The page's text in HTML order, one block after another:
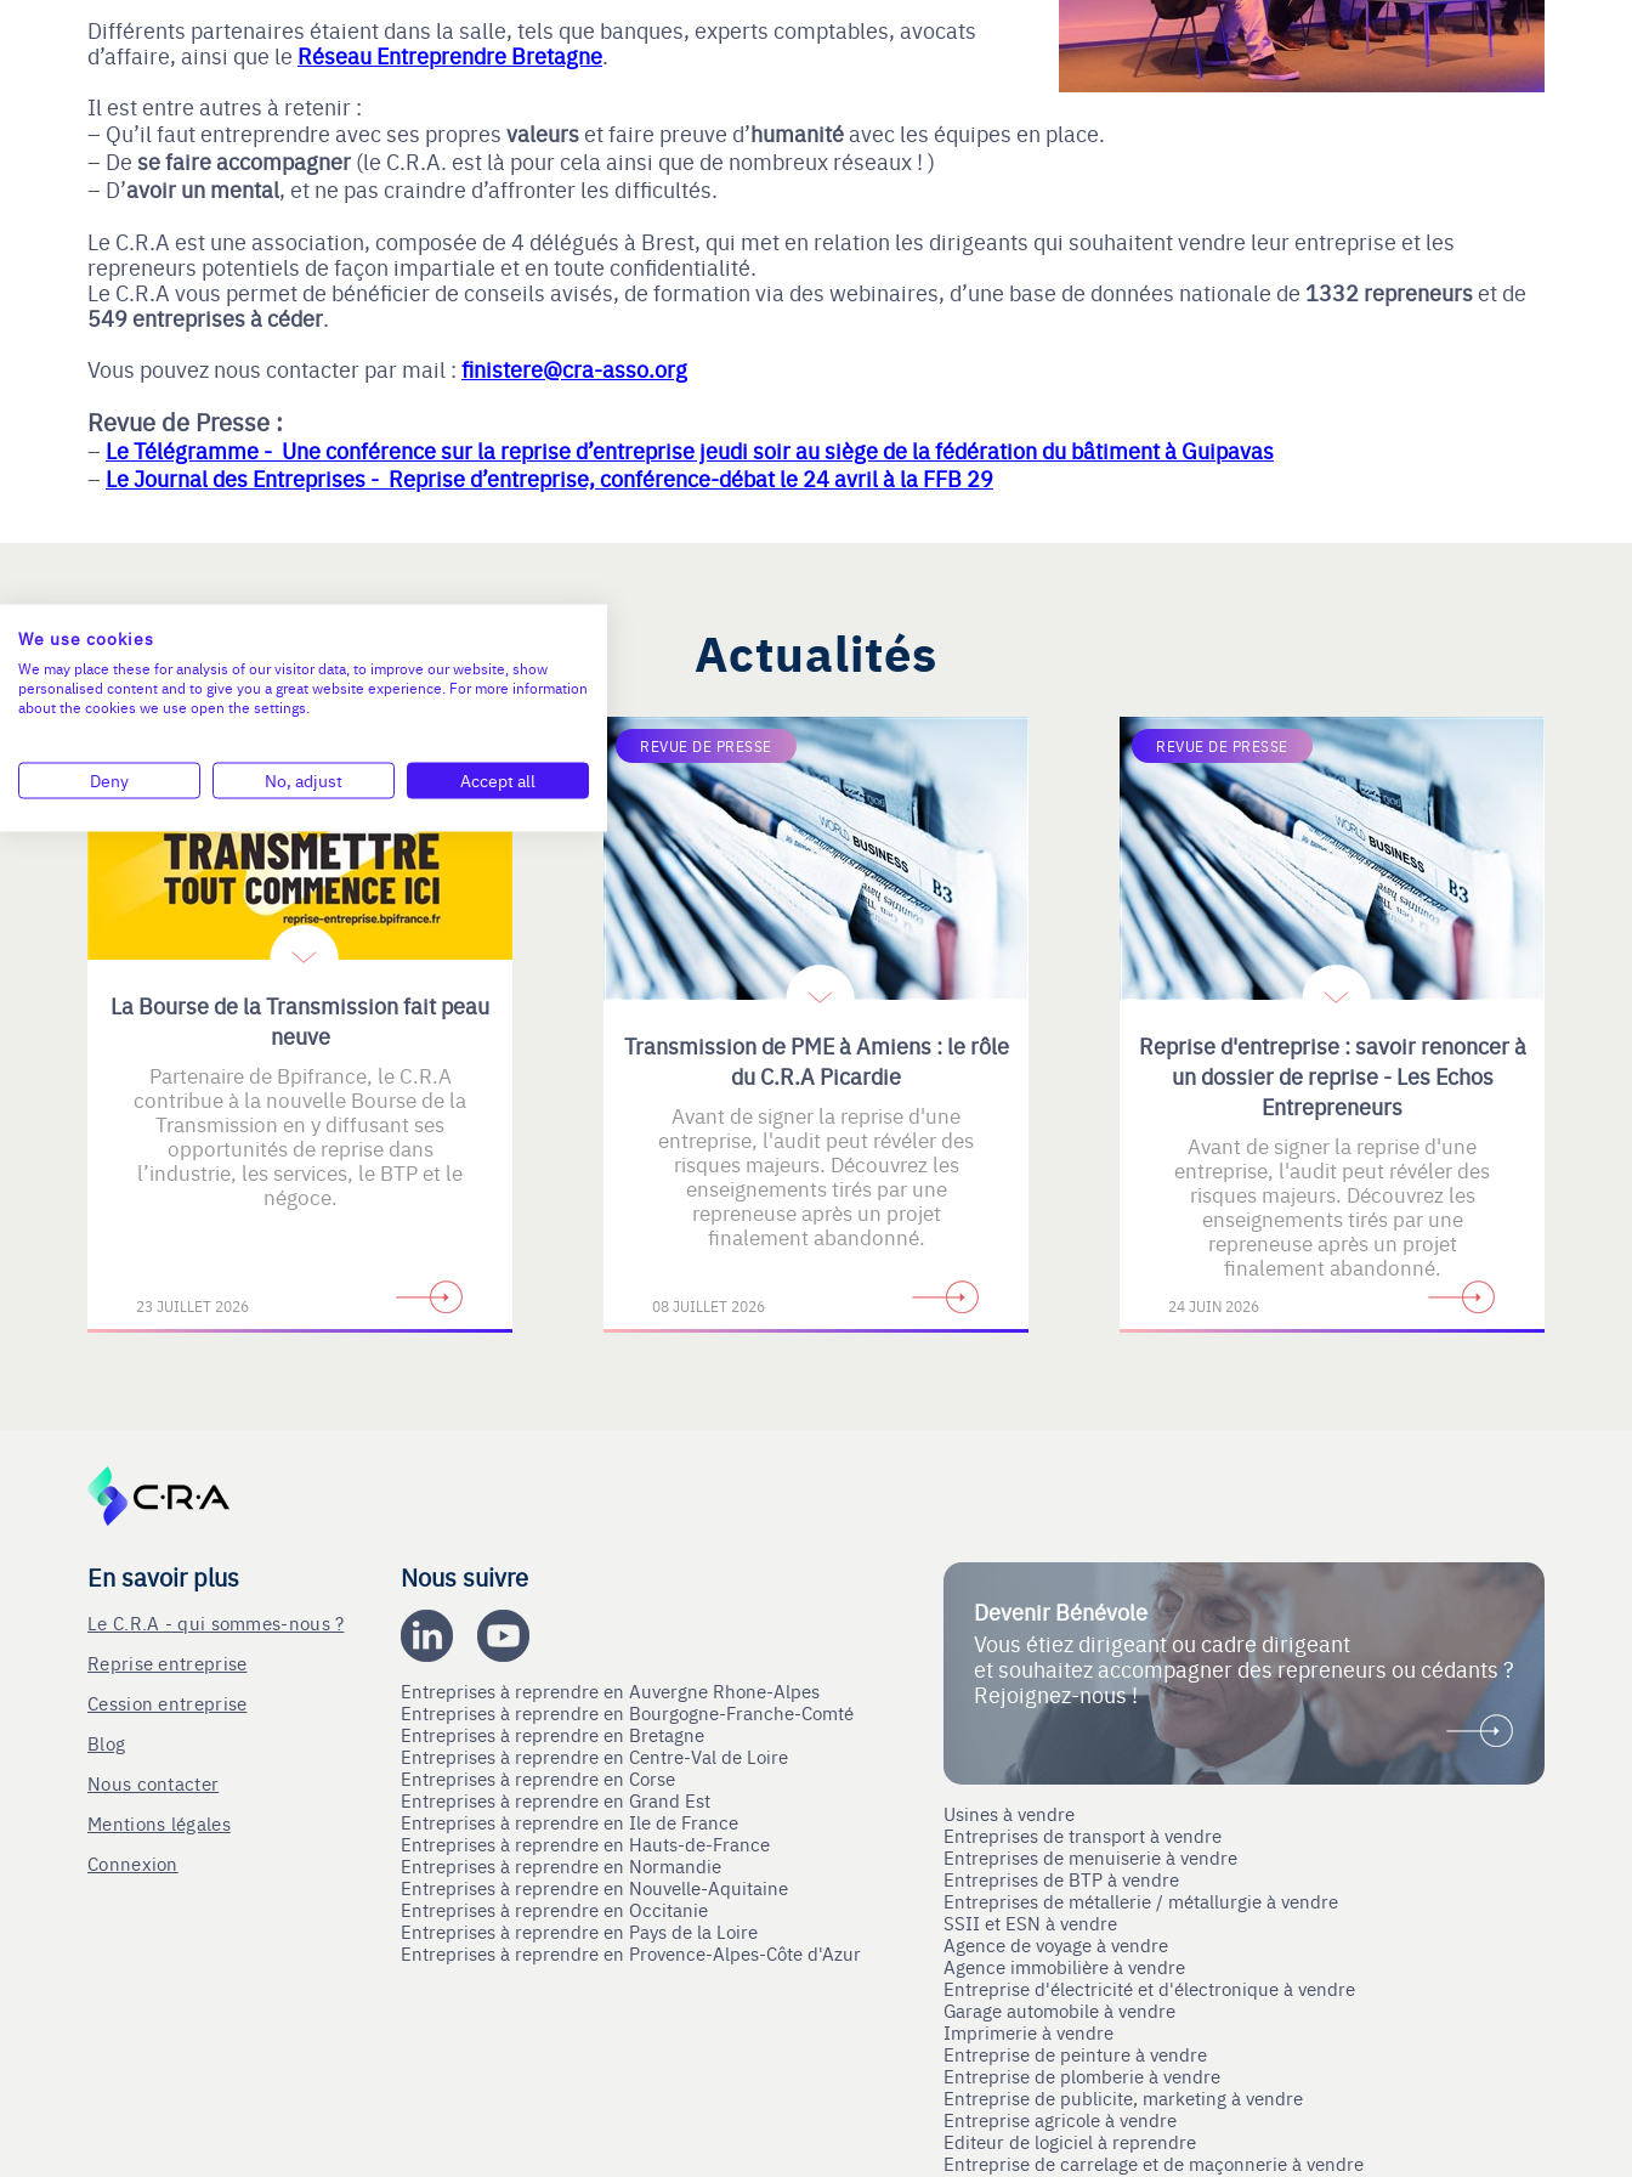
Différents partenaires étaient dans la salle, tels que banques, experts comptables, avocats
d’affaire, ainsi que le Réseau Entreprendre Bretagne.
Il est entre autres à retenir :
Qu’il faut entreprendre avec ses propres valeurset faire preuve d’humanitéavec les équipes en place.
De se faire accompagner (le C.R.A. est là pour cela ainsi que de nombreux réseaux ! )
D’avoir un mental, et ne pas craindre d’affronter les difficultés.
Le C.R.A est une association, composée de 4 délégués à Brest, qui met en relation les dirigeants qui souhaitent vendre leur entreprise et les
repreneurs potentiels de façon impartiale et en toute confidentialité.
Le C.R.A vous permet de bénéficier de conseils avisés, de formation via des webinaires, d’une base de données nationale de 1332 repreneurset de
549 entreprises à céder.
Vous pouvez nous contacter par mail : finistere@cra-asso.org
Revue de Presse :
Le Télégramme - Une conférence sur la reprise d’entreprise jeudi soir au siège de la fédération du bâtiment à Guipavas
Le Journal des Entreprises - Reprise d’entreprise, conférence-débat le 24 avril à la FFB 29
Actualités
La Bourse de la Transmission fait peau
neuve
Partenaire de Bpifrance, le C.R.A
contribue à la nouvelle Bourse de la
Transmission en y diffusant ses
opportunités de reprise dans
l’industrie, les services, le BTP et le
négoce.
23 JUILLET 2026
REVUE DE PRESSE
Transmission de PME à Amiens : le rôle
du C.R.A Picardie
Avant de signer la reprise d'une
entreprise, l'audit peut révéler des
risques majeurs. Découvrez les
enseignements tirés par une
repreneuse après un projet
finalement abandonné.
08 JUILLET 2026
REVUE DE PRESSE
Reprise d'entreprise : savoir renoncer à
un dossier de reprise - Les Echos
Entrepreneurs
Avant de signer la reprise d'une
entreprise, l'audit peut révéler des
risques majeurs. Découvrez les
enseignements tirés par une
repreneuse après un projet
finalement abandonné.
24 JUIN 2026
En savoir plus
Le C.R.A - qui sommes-nous ?
Reprise entreprise
Cession entreprise
Blog
Nous contacter
Mentions légales
Connexion
Nous suivre
Entreprises à reprendre en Auvergne Rhone-Alpes
Entreprises à reprendre en Bourgogne-Franche-Comté
Entreprises à reprendre en Bretagne
Entreprises à reprendre en Centre-Val de Loire
Entreprises à reprendre en Corse
Entreprises à reprendre en Grand Est
Entreprises à reprendre en Ile de France
Entreprises à reprendre en Hauts-de-France
Entreprises à reprendre en Normandie
Entreprises à reprendre en Nouvelle-Aquitaine
Entreprises à reprendre en Occitanie
Entreprises à reprendre en Pays de la Loire
Entreprises à reprendre en Provence-Alpes-Côte d'Azur
Devenir Bénévole
Vous étiez dirigeant ou cadre dirigeant
et souhaitez accompagner des repreneurs ou cédants ?
Rejoignez-nous !
Usines à vendre
Entreprises de transport à vendre
Entreprises de menuiserie à vendre
Entreprises de BTP à vendre
Entreprises de métallerie / métallurgie à vendre
SSII et ESN à vendre
Agence de voyage à vendre
Agence immobilière à vendre
Entreprise d'électricité et d'électronique à vendre
Garage automobile à vendre
Imprimerie à vendre
Entreprise de peinture à vendre
Entreprise de plomberie à vendre
Entreprise de publicite, marketing à vendre
Entreprise agricole à vendre
Editeur de logiciel à reprendre
Entreprise de carrelage et de maçonnerie à vendre
We use cookies
We may place these for analysis of our visitor data, to improve our website, show
personalised content and to give you a great website experience. For more information
about the cookies we use open the settings.
Deny No, adjust Accept all